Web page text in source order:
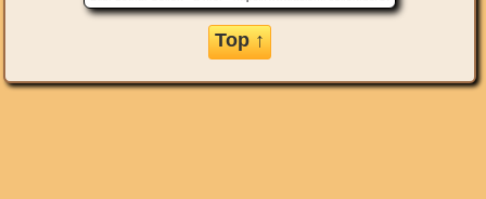
Top ↑